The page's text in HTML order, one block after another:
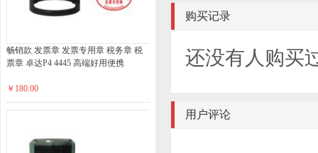
畅销款 发票章 发票专用章 税务章 税
票章 卓达P4 4445 高端好用便携
￥180.00
购买记录
还没有人购买
用户评论